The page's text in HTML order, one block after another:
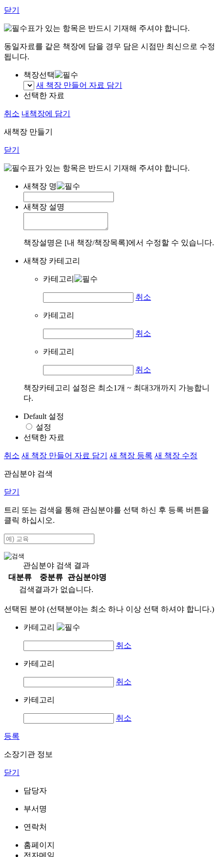
닫기
표가 있는 항목은 반드시 기재해 주셔야 합니다.
동일자료를 같은 책장에 담을 경우 담은 시점만 최신으로 수정
됩니다.
책장선택
새 책장 만들어 자료 담기
선택한 자료
취소 내책장에 담기
새책장 만들기
닫기
표가 있는 항목은 반드시 기재해 주셔야 합니다.
새책장 명
새책장 설명
책장설명은 [내 책장/책장목록]에서 수정할 수 있습니다.
새책장 카테고리
카테고리
취소
카테고리
취소
카테고리
취소
책장카테고리 설정은 최소1개 ~ 최대3개까지 가능합니
다.
Default 설정
설정
선택한 자료
취소 새 책장 만들어 자료 담기 새 책장 등록 새 책장 수정
관심분야 검색
닫기
트리 또는 검색을 통해 관심분야를 선택 하신 후 등록 버튼을
클릭 하십시오.
관심분야 검색 결과
대분류
중분류
관심분야명
검색결과가 없습니다.
선택된 분야 (선택분야는 최소 하나 이상 선택 하셔야 합니다.)
카테고리
취소
카테고리
취소
카테고리
취소
등록
소장기관 정보
닫기
담당자
부서명
연락처
홈페이지
전자메일